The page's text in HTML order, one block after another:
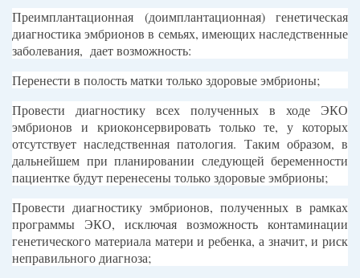
Преимплантационная (доимплантационная) генетическая
диагностика эмбрионов в семьях, имеющих наследственные
заболевания, дает возможность:
Перенести в полость матки только здоровые эмбрионы;
Провести диагностику всех полученных в ходе ЭКО
эмбрионов и криоконсервировать только те, у которых
отсутствует наследственная патология. Таким образом, в
дальнейшем при планировании следующей беременности
пациентке будут перенесены только здоровые эмбрионы;
Провести диагностику эмбрионов, полученных в рамках
программы ЭКО, исключая возможность контаминации
генетического материала матери и ребенка, а значит, и риск
неправильного диагноза;